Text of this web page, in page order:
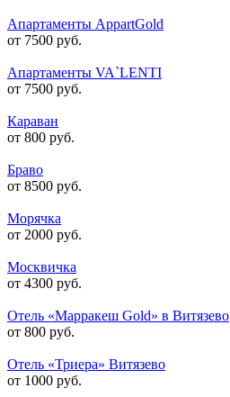
Апартаменты AppartGold
от 7500 руб.
Апартаменты VA`LENTI
от 7500 руб.
Караван
от 800 руб.
Браво
от 8500 руб.
Морячка
от 2000 руб.
Москвичка
от 4300 руб.
Отель «Марракеш Gold» в Витязево
от 800 руб.
Отель «Триера» Витязево
от 1000 руб.